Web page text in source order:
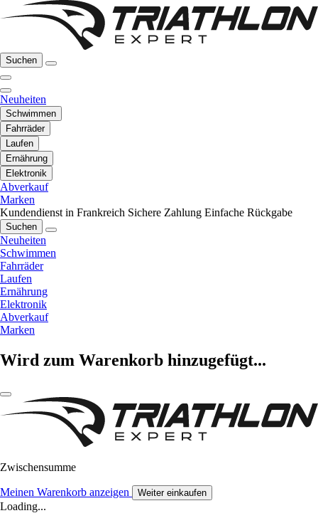
Suchen
Neuheiten
Schwimmen
Fahrräder
Laufen
Ernährung
Elektronik
Abverkauf
Marken
Kundendienst in Frankreich Sichere Zahlung Einfache Rückgabe
Suchen
Neuheiten
Schwimmen
Fahrräder
Laufen
Ernährung
Elektronik
Abverkauf
Marken
Wird zum Warenkorb hinzugefügt...
Zwischensumme
Meinen Warenkorb anzeigen Weiter einkaufen
Loading...